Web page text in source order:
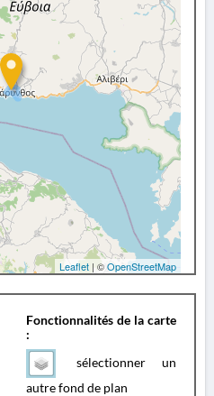
Leaflet | ©OpenStreetMap
Fonctionnalités de la carte
:
sélectionner un
autre fond de plan